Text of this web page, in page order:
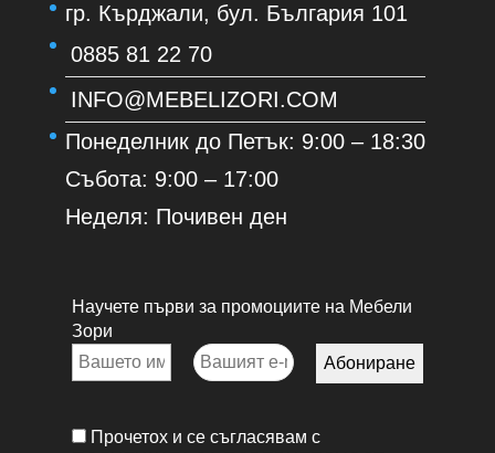
гр. Кърджали, бул. България 101
0885 81 22 70
INFO@MEBELIZORI.COM
Понеделник до Петък: 9:00 – 18:30
Събота: 9:00 – 17:00
Неделя: Почивен ден
Научете първи за промоциите на Мебели
Зори
Прочетох и се съгласявам с